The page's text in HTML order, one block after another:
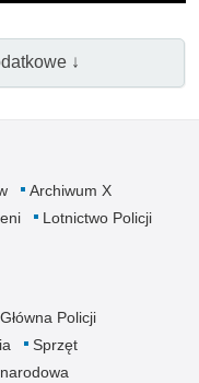
↓
Archiwum X
Lotnictwo Policji
Policji
Sprzęt